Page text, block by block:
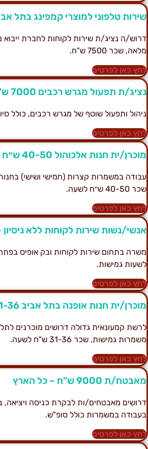
טלפוני למוצרי קמפינג בתל אביב –
ה נציג/ת שירות לקוחות לחברת ייבוא
שכר 7500 ש"ח.
כאן לפרטים
ת תפעול מגרש רכבים 7000 ש"ח פתח תקווה
ותפעול שוטף של מגרש רכבים, כולל
כאן לפרטים
ית חנות אלכוהול 40-50 ש״ח ברמת השרון
במשמרות קצרות (חמישי ושישי)
40-50 ש״ח לשעה.
כאן לפרטים
נשות שירות לקוחות ללא ניסיון
בתחום שירות לקוחות ובק אופיס בפתח
גמישות.
כאן לפרטים
ית חנות אופנה בתל אביב 31-36 ש"ח לשעה
קמעונאית גדולה דרושים מוכרנים
גמישות, שכר 31-36 ש"ח לשעה.
כאן לפרטים
ת 9000 ש"ח – כל הארץ
במשמרות כולל סופ"ש.
כאן לפרטים